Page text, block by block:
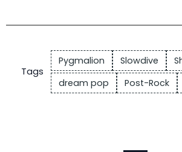
Tags
Pygmalion Slowdive
dream pop
Post-Rock